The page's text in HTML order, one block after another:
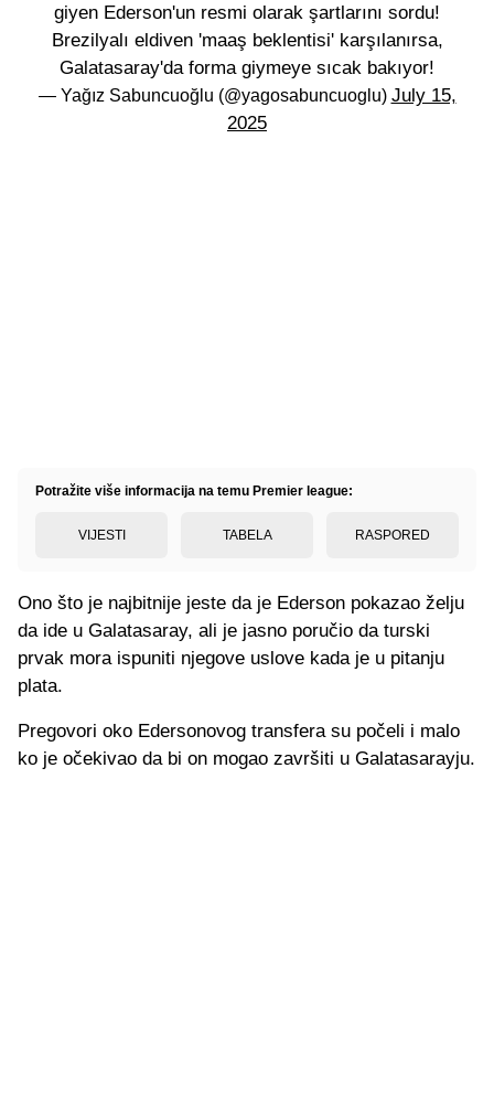
giyen Ederson'un resmi olarak şartlarını sordu!
Brezilyalı eldiven 'maaş beklentisi' karşılanırsa,
Galatasaray'da forma giymeye sıcak bakıyor!
— Yağız Sabuncuoğlu (@yagosabuncuoglu) July 15,
2025
Potražite više informacija na temu Premier league:
VIJESTI TABELA RASPORED
Ono što je najbitnije jeste da je Ederson pokazao želju
da ide u Galatasaray, ali je jasno poručio da turski
prvak mora ispuniti njegove uslove kada je u pitanju
plata.
Pregovori oko Edersonovog transfera su počeli i malo
ko je očekivao da bi on mogao završiti u Galatasarayju.